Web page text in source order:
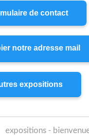
de contact
notre adresse mail
expositions